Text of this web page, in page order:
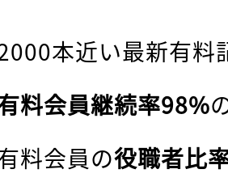
本近い最新有料
料会員継続率98%
料会員の役職者比